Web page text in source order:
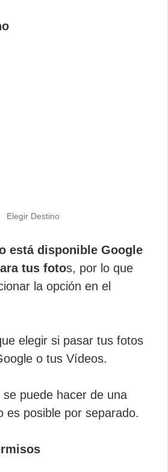
Elegir Destino
está disponible Google
tus fotos, por lo que
la opción en el
elegir si pasar tus fotos
o tus Vídeos.
puede hacer de una
es posible por separado.